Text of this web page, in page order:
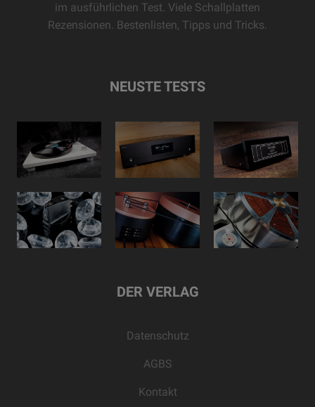
im ausführlichen Test. Viele Schallplatten
Rezensionen. Bestenlisten, Tipps und Tricks.
NEUSTE TESTS
DER VERLAG
Datenschutz
AGBS
Kontakt